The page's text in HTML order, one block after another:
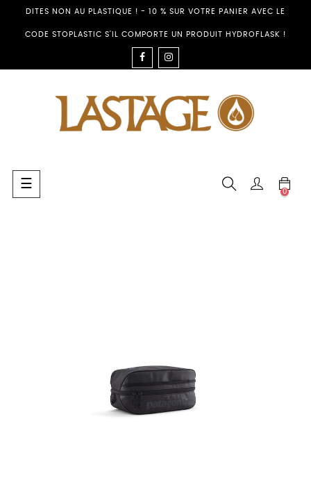
DITES NON AU PLASTIQUE ! - 10 % SUR VOTRE PANIER AVEC LE
CODE STOPLASTIC S'IL COMPORTE UN PRODUIT HYDROFLASK !
FACEBOOK
Toggle
navigation
☰
0